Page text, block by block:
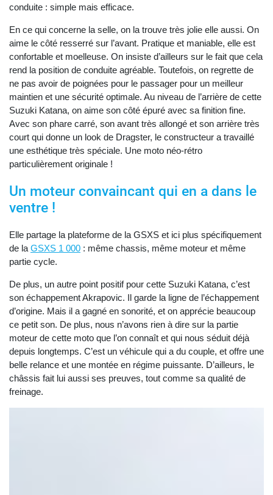
conduite : simple mais efficace.
En ce qui concerne la selle, on la trouve très jolie elle aussi. On
aime le côté resserré sur l’avant. Pratique et maniable, elle est
confortable et moelleuse. On insiste d’ailleurs sur le fait que cela
rend la position de conduite agréable. Toutefois, on regrette de
ne pas avoir de poignées pour le passager pour un meilleur
maintien et une sécurité optimale. Au niveau de l’arrière de cette
Suzuki Katana, on aime son côté épuré avec sa finition fine.
Avec son phare carré, son avant très allongé et son arrière très
court qui donne un look de Dragster, le constructeur a travaillé
une esthétique très spéciale. Une moto néo-rétro
particulièrement originale !
Un moteur convaincant qui en a dans le
ventre !
Elle partage la plateforme de la GSXS et ici plus spécifiquement
de la GSXS 1 000 : même chassis, même moteur et même
partie cycle.
De plus, un autre point positif pour cette Suzuki Katana, c’est
son échappement Akrapovic. Il garde la ligne de l’échappement
d’origine. Mais il a gagné en sonorité, et on apprécie beaucoup
ce petit son. De plus, nous n’avons rien à dire sur la partie
moteur de cette moto que l’on connaît et qui nous séduit déjà
depuis longtemps. C’est un véhicule qui a du couple, et offre une
belle relance et une montée en régime puissante. D’ailleurs, le
châssis fait lui aussi ses preuves, tout comme sa qualité de
freinage.